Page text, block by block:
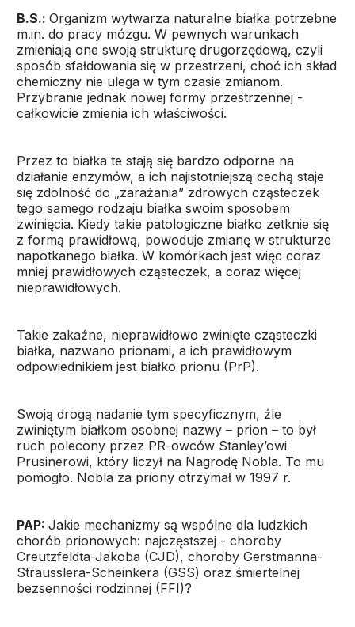
B.S.: Organizm wytwarza naturalne białka potrzebne
m.in. do pracy mózgu. W pewnych warunkach
zmieniają one swoją strukturę drugorzędową, czyli
sposób sfałdowania się w przestrzeni, choć ich skład
chemiczny nie ulega w tym czasie zmianom.
Przybranie jednak nowej formy przestrzennej -
całkowicie zmienia ich właściwości.
Przez to białka te stają się bardzo odporne na
działanie enzymów, a ich najistotniejszą cechą staje
się zdolność do „zarażania” zdrowych cząsteczek
tego samego rodzaju białka swoim sposobem
zwinięcia. Kiedy takie patologiczne białko zetknie się
z formą prawidłową, powoduje zmianę w strukturze
napotkanego białka. W komórkach jest więc coraz
mniej prawidłowych cząsteczek, a coraz więcej
nieprawidłowych.
Takie zakaźne, nieprawidłowo zwinięte cząsteczki
białka, nazwano prionami, a ich prawidłowym
odpowiednikiem jest białko prionu (PrP).
Swoją drogą nadanie tym specyficznym, źle
zwiniętym białkom osobnej nazwy – prion – to był
ruch polecony przez PR-owców Stanley’owi
Prusinerowi, który liczył na Nagrodę Nobla. To mu
pomogło. Nobla za priony otrzymał w 1997 r.
PAP: Jakie mechanizmy są wspólne dla ludzkich
chorób prionowych: najczęstszej - choroby
Creutzfeldta-Jakoba (CJD), choroby Gerstmanna-
Sträusslera-Scheinkera (GSS) oraz śmiertelnej
bezsenności rodzinnej (FFI)?